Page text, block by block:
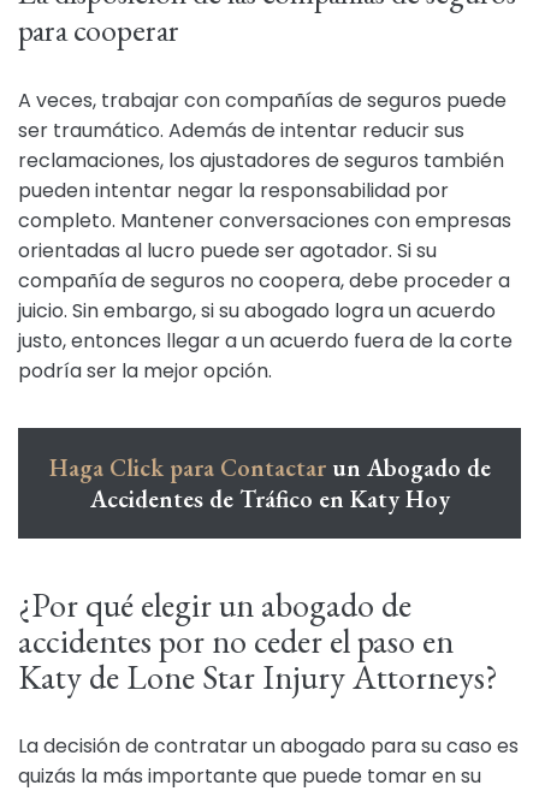
para cooperar
A veces, trabajar con compañías de seguros puede
ser traumático. Además de intentar reducir sus
reclamaciones, los ajustadores de seguros también
pueden intentar negar la responsabilidad por
completo. Mantener conversaciones con empresas
orientadas al lucro puede ser agotador. Si su
compañía de seguros no coopera, debe proceder a
juicio. Sin embargo, si su abogado logra un acuerdo
justo, entonces llegar a un acuerdo fuera de la corte
podría ser la mejor opción.
Haga Click para Contactarun Abogado de
Accidentes de Tráfico en Katy Hoy
¿Por qué elegir un abogado de
accidentes por no ceder el paso en
Katy de Lone Star Injury Attorneys?
La decisión de contratar un abogado para su caso es
quizás la más importante que puede tomar en su